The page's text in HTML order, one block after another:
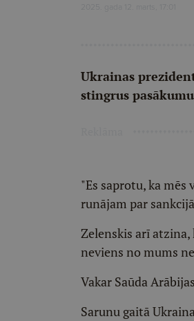
2025. gada 12. marts, 17:01
Ukrainas
stingrus
"Es saprotu, ka
runājam par
Zelenskis arī atzina,
neviens no mums
Vakar Saūda
Sarunu gaitā